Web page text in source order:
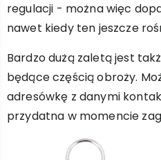
regulacji - można więc
nawet kiedy ten jeszcze
Bardzo dużą zaletą jest
będące częścią obroży.
adresówkę z danymi
przydatna w momencie